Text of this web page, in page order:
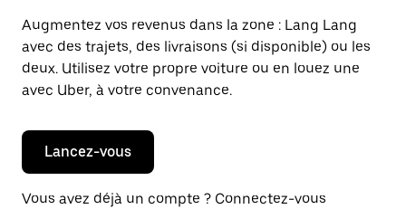
Augmentez vos revenus dans la zone : Lang Lang
avec des trajets, des livraisons (si disponible) ou les
deux. Utilisez votre propre voiture ou en louez une
avec Uber, à votre convenance.
Lancez-vous
Vous avez déjà un compte ? Connectez-vous